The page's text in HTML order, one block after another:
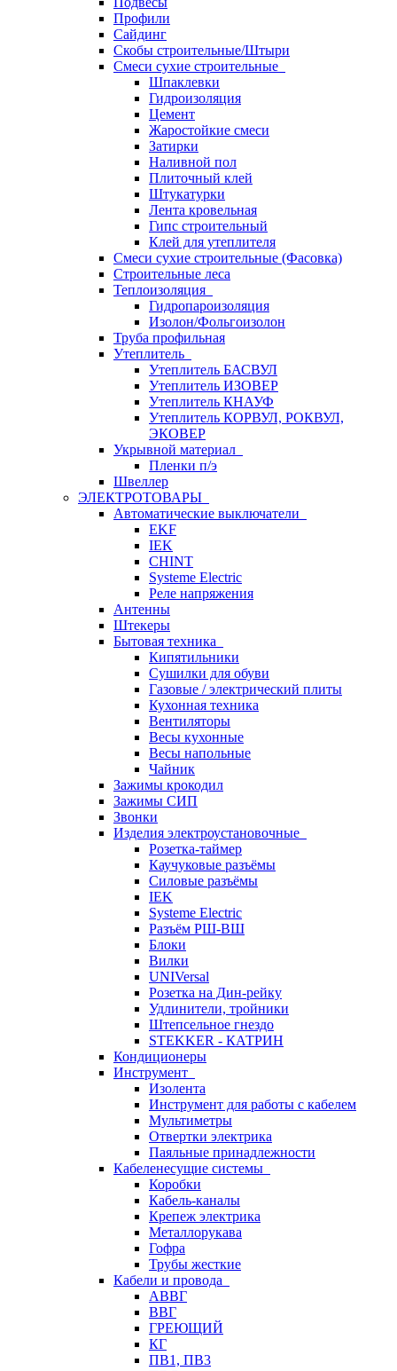
Профили
Сайдинг
Скобы строительные/Штыри
Смеси сухие строительные
Шпаклевки
Гидроизоляция
Цемент
Жаростойкие смеси
Затирки
Наливной пол
Плиточный клей
Штукатурки
Лента кровельная
Гипс строительный
Клей для утеплителя
Смеси сухие строительные (Фасовка)
Строительные леса
Теплоизоляция
Гидропароизоляция
Изолон/Фольгоизолон
Труба профильная
Утеплитель
Утеплитель БАСВУЛ
Утеплитель ИЗОВЕР
Утеплитель КНАУФ
Утеплитель КОРВУЛ, РОКВУЛ,
ЭКОВЕР
Укрывной материал
Пленки п/э
Швеллер
ЭЛЕКТРОТОВАРЫ
Автоматические выключатели
EKF
IEK
CHINT
Systeme Electric
Реле напряжения
Антенны
Штекеры
Бытовая техника
Кипятильники
Сушилки для обуви
Газовые / электрический плиты
Кухонная техника
Вентиляторы
Весы кухонные
Весы напольные
Чайник
Зажимы крокодил
Зажимы СИП
Звонки
Изделия электроустановочные
Розетка-таймер
Каучуковые разъёмы
Силовые разъёмы
IEK
Systeme Electric
Разъём РШ-ВШ
Блоки
Вилки
UNIVersal
Розетка на Дин-рейку
Удлинители, тройники
Штепсельное гнездо
STEKKER - КАТРИН
Кондиционеры
Инструмент
Изолента
Инструмент для работы с кабелем
Мультиметры
Отвертки электрика
Паяльные принадлежности
Кабеленесущие системы
Коробки
Кабель-каналы
Крепеж электрика
Металлорукава
Гофра
Трубы жесткие
Кабели и провода
АВВГ
ВВГ
ГРЕЮЩИЙ
КГ
ПВ1, ПВ3